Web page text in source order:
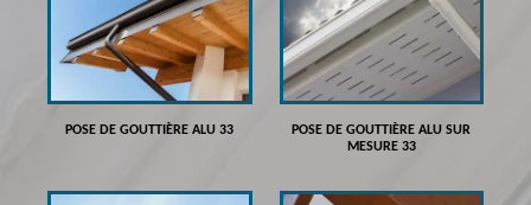
POSE DE GOUTTIÈRE ALU 33
POSE DE GOUTTIÈRE ALU SUR
MESURE 33